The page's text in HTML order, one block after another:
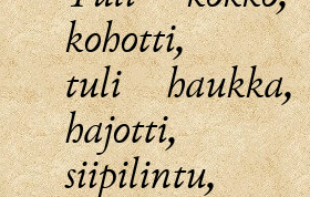
kohotti,
tuli
hajotti,
siipilintu,